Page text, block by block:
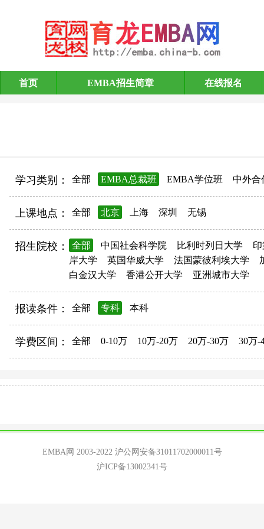
EMBA招生简章
首页 EMBA招生简章 在线报名
学习类别： 全部 EMBA总裁班 EMBA学位班 中外合
上课地点： 全部 北京 上海 深圳 无锡
招生院校： 全部 中国社会科学院 比利时列日大学
岸大学
英国华威大学 法国蒙彼利埃大学
白金汉大学
香港公开大学 亚洲城市大学
报读条件： 全部 专科 本科
学费区间： 全部 0-10万 10万-20万 20万-30万 30万-
EMBA网 2003-2022 沪公网安备31011702000011号
沪ICP备13002341号